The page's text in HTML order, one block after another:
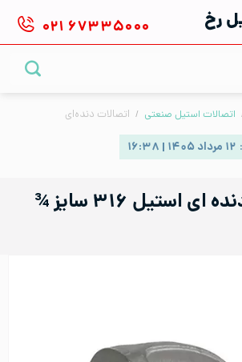
رخ ۰۲۱ ۶۷۳۳۵۰۰۰
اتصالات استیل صنعتی / اتصالات دنده‌ای
۱۲ مرداد ۱۴۰۵ | ۱۶:۳۸
زانو ۹۰ درجه دنده ای استیل ۳۱۶ سایز ¾